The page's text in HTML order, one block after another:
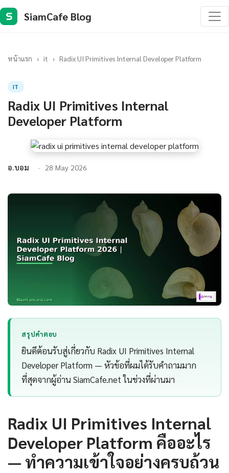
S SiamCafe Blog
หน้าแรก › it › Radix UI Primitives Internal Developer Platform
IT
Radix UI Primitives Internal
Developer Platform
อ.บอม 28 May 2026
สรุปคำตอบ
ยินดีต้อนรับสู่เกี่ยวกับ Radix UI Primitives Internal
Developer Platform — หัวข้อที่ผมได้รับคำถามมาก
ที่สุดจากผู้อ่าน SiamCafe.net ในช่วงที่ผ่านมา
Radix UI Primitives Internal
Developer Platform คืออะไร
— ทำความเข้าใจอย่างครบถ้วน